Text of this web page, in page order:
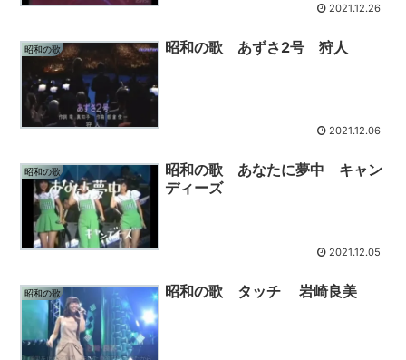
2021.12.26
昭和の歌 昭和の歌 あずさ2号 狩人
2021.12.06
昭和の歌
昭和の歌 あなたに夢中 キャン
ディーズ
2021.12.05
昭和の歌 昭和の歌 タッチ 岩崎良美